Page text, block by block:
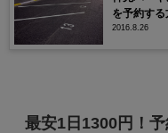
を予約する
2016.8.26
最安1日1300円！